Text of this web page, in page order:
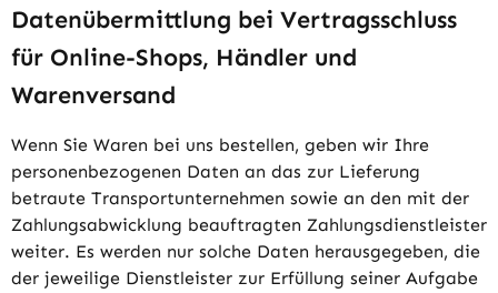
Daten­übermittlung bei Vertragsschluss
für Online-Shops, Händler und
Warenversand
Wenn Sie Waren bei uns bestellen, geben wir Ihre
personenbezogenen Daten an das zur Lieferung
betraute Transportunternehmen sowie an den mit der
Zahlungsabwicklung beauftragten Zahlungsdienstleister
weiter. Es werden nur solche Daten herausgegeben, die
der jeweilige Dienstleister zur Erfüllung seiner Aufgabe